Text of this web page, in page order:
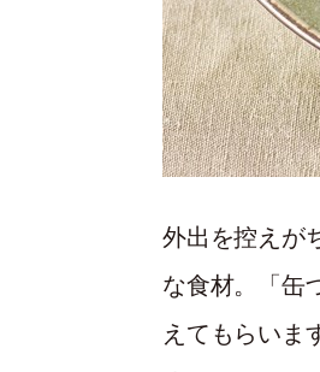
外出を控えが
な食材。「缶
えてもらいま